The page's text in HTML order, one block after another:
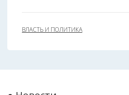
ВЛАСТЬ И ПОЛИТИКА